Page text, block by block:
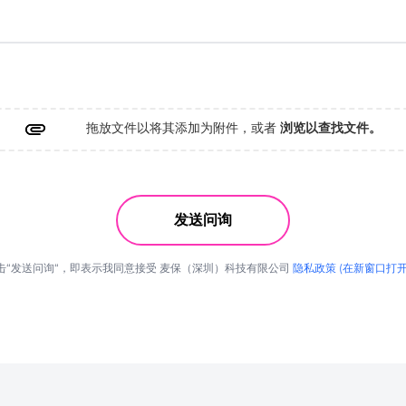
拖放文件以将其添加为附件，或者 浏览以查找文件。
发送问询
“发送问询“，即表示我同意接受 麦保（深圳）科技有限公司 隐私政策 (在新窗口打